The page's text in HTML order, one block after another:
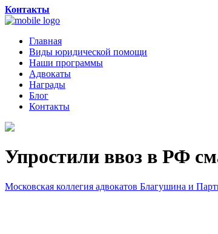
Контакты
Главная
Виды юридической помощи
Наши программы
Адвокаты
Награды
Блог
Контакты
Упростили ввоз в РФ
Московская коллегия адвокатов Благушина и